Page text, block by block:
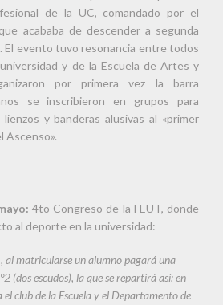
de la UC, comandado por el
acababa de descender a segunda
El evento tuvo resonancia entre todos
y de la Escuela de Artes y
por primera vez la barra
se inscribieron en grupos para
y banderas alusivas al «primer
Ascenso».
4to Congreso de la FEUT, donde
al deporte en la universidad:
al matricularse un alumno pagará una
(dos escudos), la que se repartirá así: en
club de la Escuela y el Departamento de